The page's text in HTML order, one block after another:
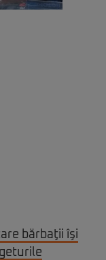
bărbaţii îşi